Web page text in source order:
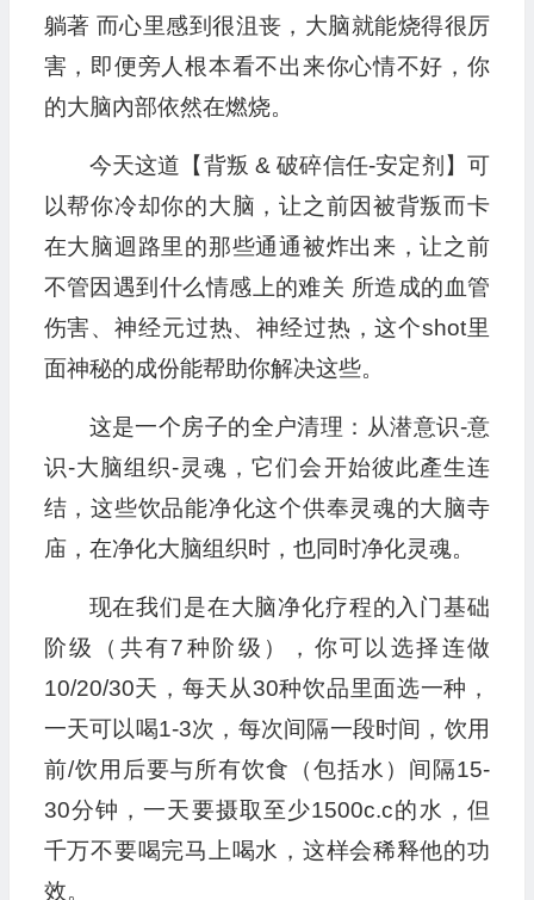
躺著 而心里感到很沮丧，大脑就能烧得很厉
害，即便旁人根本看不出来你心情不好，你
的大脑內部依然在燃烧。
今天这道【背叛 & 破碎信任-安定剂】可
以帮你冷却你的大脑，让之前因被背叛而卡
在大脑迴路里的那些通通被炸出来，让之前
不管因遇到什么情感上的难关 所造成的血管
伤害、神经元过热、神经过热，这个shot里
面神秘的成份能帮助你解决这些。
这是一个房子的全户清理：从潜意识-意
识-大脑组织-灵魂，它们会开始彼此產生连
结，这些饮品能净化这个供奉灵魂的大脑寺
庙，在净化大脑组织时，也同时净化灵魂。
现在我们是在大脑净化疗程的入门基础
阶级（共有7种阶级），你可以选择连做
10/20/30天，每天从30种饮品里面选一种，
一天可以喝1-3次，每次间隔一段时间，饮用
前/饮用后要与所有饮食（包括水）间隔15-
30分钟，一天要摄取至少1500c.c的水，但
千万不要喝完马上喝水，这样会稀释他的功
效。